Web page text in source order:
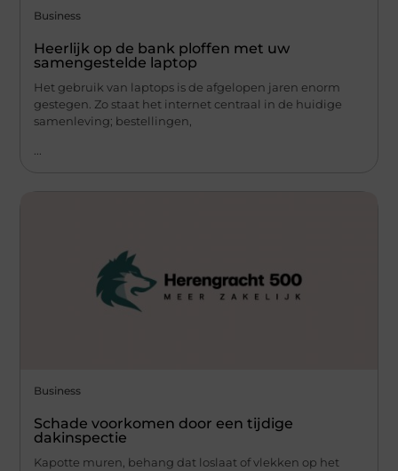
Business
Heerlijk op de bank ploffen met uw
samengestelde laptop
Het gebruik van laptops is de afgelopen jaren enorm
gestegen. Zo staat het internet centraal in de huidige
samenleving; bestellingen,
Business
Schade voorkomen door een tijdige
dakinspectie
Kapotte muren, behang dat loslaat of vlekken op het